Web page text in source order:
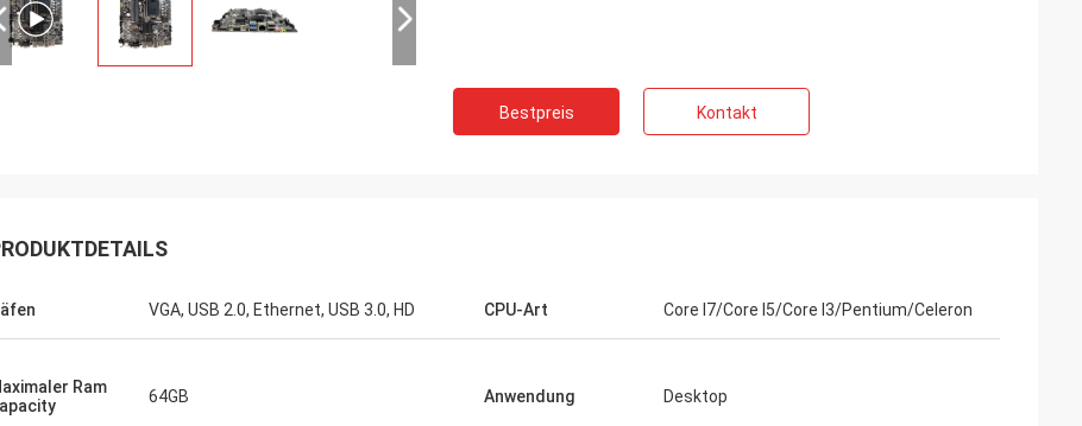
gute Firma!! Sie haben das beste
Bestpreis Kontakt
VGA, USB 2.0, Ethernet, USB 3.0, HD CPU-Art Core I7/Core I5/Core I3/Pentium/Celeron
Ram
64GB Anwendung Desktop